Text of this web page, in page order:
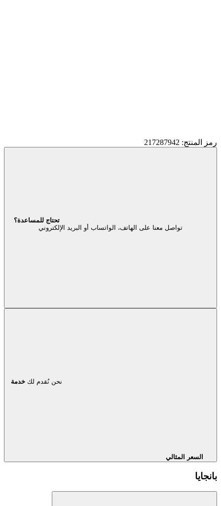
رمز المنتج: 217287942
تحتاج للمساعدة؟
تواصل معنا على الهاتف، الواتساب أو البريد الإلكتروني
نحن نُقدم لك خدمة
السعر المثالي
بانجايا